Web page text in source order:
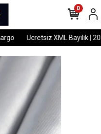
Ücretsiz XML Bayilik |
0